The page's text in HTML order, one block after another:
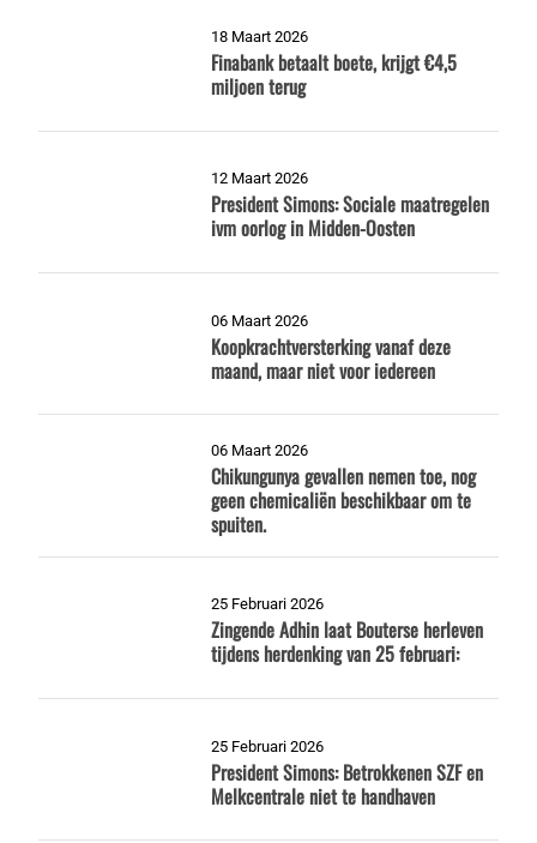
18 Maart 2026
Finabank betaalt boete, krijgt €4,5
miljoen terug
12 Maart 2026
President Simons: Sociale maatregelen
ivm oorlog in Midden-Oosten
06 Maart 2026
Koopkrachtversterking vanaf deze
maand, maar niet voor iedereen
06 Maart 2026
Chikungunya gevallen nemen toe, nog
geen chemicaliën beschikbaar om te
spuiten.
25 Februari 2026
Zingende Adhin laat Bouterse herleven
tijdens herdenking van 25 februari:
25 Februari 2026
President Simons: Betrokkenen SZF en
Melkcentrale niet te handhaven